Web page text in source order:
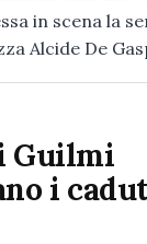
in scena la
Alcide De
Guilmi
i